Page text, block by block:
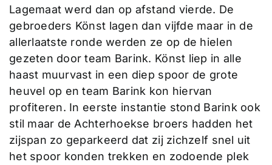
Lagemaat werd dan op afstand vierde. De
gebroeders Könst lagen dan vijfde maar in de
allerlaatste ronde werden ze op de hielen
gezeten door team Barink. Könst liep in alle
haast muurvast in een diep spoor de grote
heuvel op en team Barink kon hiervan
profiteren. In eerste instantie stond Barink ook
stil maar de Achterhoekse broers hadden het
zijspan zo geparkeerd dat zij zichzelf snel uit
het spoor konden trekken en zodoende plek